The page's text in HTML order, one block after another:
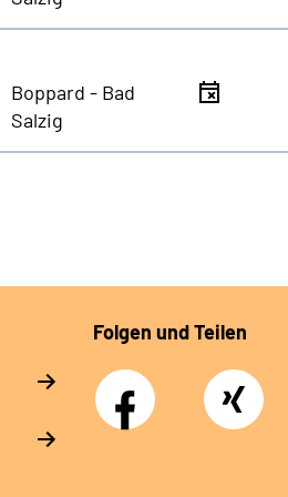
Boppard - Bad
Salzig
Folgen und Teilen
Facebook Xing